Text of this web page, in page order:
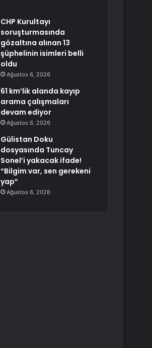
CHP Kurultayı
soruşturmasında
gözaltına alınan 13
şüphelinin isimleri belli
oldu
Ağustos 6, 2026
61 km’lik alanda kayıp
arama çalışmaları
devam ediyor
Ağustos 6, 2026
Gülistan Doku
dosyasında Tuncay
Sonel’i yakacak ifade!
“Bilgim var, sen gerekeni
yap”
Ağustos 6, 2026